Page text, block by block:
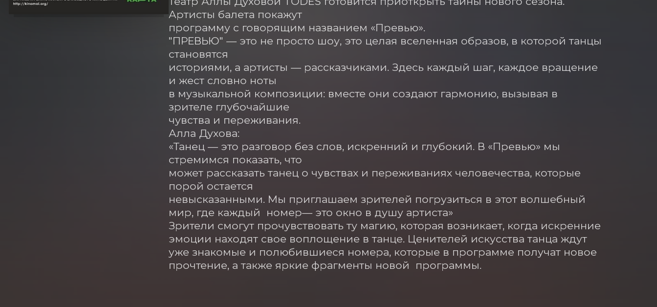
Артисты балета покажут
программу с говорящим названием «Превью».
"ПРЕВЬЮ" — это не просто шоу, это целая вселенная образов, в которой танцы
становятся
историями, а артисты — рассказчиками. Здесь каждый шаг, каждое вращение
и жест словно ноты
в музыкальной композиции: вместе они создают гармонию, вызывая в
зрителе глубочайшие
чувства и переживания.
Алла Духова:
«Танец — это разговор без слов, искренний и глубокий. В «Превью» мы
стремимся показать, что
может рассказать танец о чувствах и переживаниях человечества, которые
порой остается
невысказанными. Мы приглашаем зрителей погрузиться в этот волшебный
мир, где каждый  номер— это окно в душу артиста»
Зрители смогут прочувствовать ту магию, которая возникает, когда искренние
эмоции находят свое воплощение в танце. Ценителей искусства танца ждут
уже знакомые и полюбившиеся номера, которые в программе получат новое
прочтение, а также яркие фрагменты новой  программы.